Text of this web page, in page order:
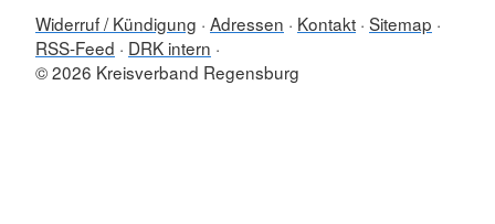
Widerruf / Kündigung Adressen Kontakt Sitemap
RSS-Feed
DRK intern
© 2026 Kreisverband Regensburg